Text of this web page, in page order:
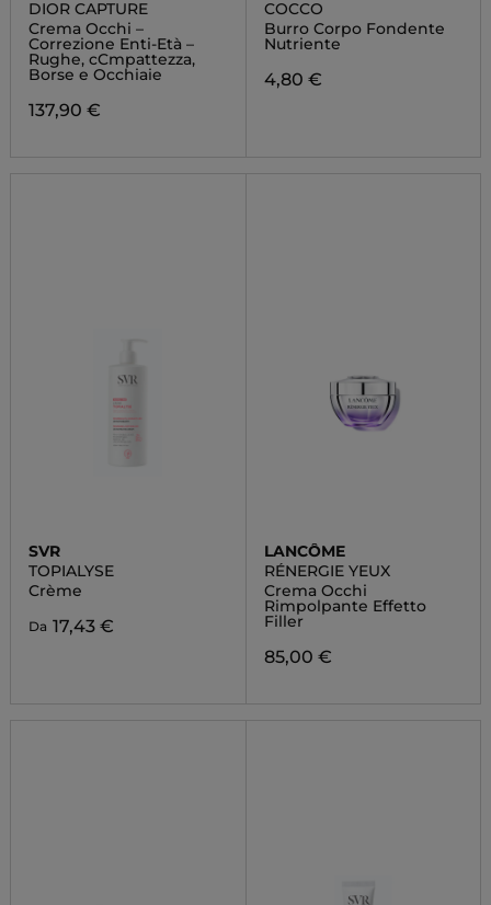
DIOR CAPTURE
Crema Occhi –
Correzione Enti-Età –
Rughe, cCmpattezza,
Borse e Occhiaie
137,90 €
COCCO
Burro Corpo Fondente
Nutriente
4,80 €
SVR
TOPIALYSE
Crème
Da 17,43 €
LANCÔME
RÉNERGIE YEUX
Crema Occhi
Rimpolpante Effetto
Filler
85,00 €